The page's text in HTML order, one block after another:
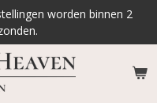
worden binnen 2